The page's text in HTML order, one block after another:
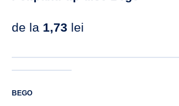
de la 1,73 lei
BEGO